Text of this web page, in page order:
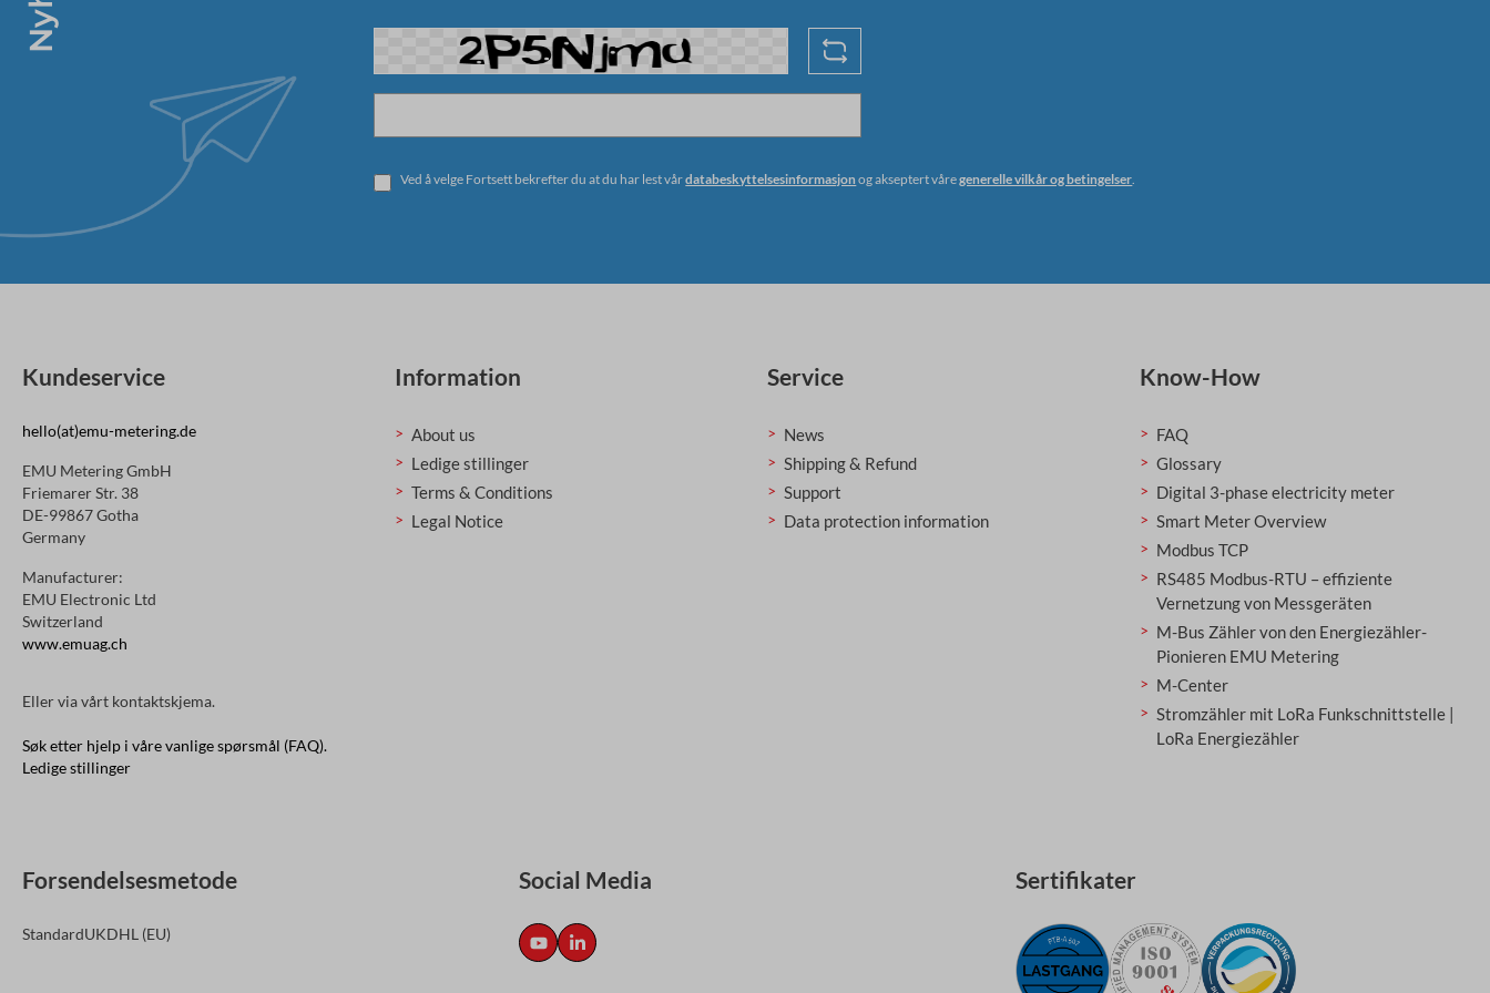
Ved å velge Fortsett bekrefter du at du har lest vårdatabeskyttelsesinformasjon og akseptert våregenerelle vilkår og betingelser.
Kundeservice
hello(at)emu-metering.de
EMU Metering GmbH
Friemarer Str. 38
DE-99867 Gotha
Germany
Manufacturer:
EMU Electronic Ltd
Switzerland
www.emuag.ch
Eller via vårt kontaktskjema.
Søk etter hjelp i våre vanlige spørsmål (FAQ).
Ledige stillinger
Information
About us
Ledige stillinger
Terms & Conditions
Legal Notice
Service
News
Shipping & Refund
Support
Data protection information
Know-How
FAQ
Glossary
Digital 3-phase electricity meter
Smart Meter Overview
Modbus TCP
RS485 Modbus-RTU – effiziente
Vernetzung von Messgeräten
M-Bus Zähler von den Energiezähler-
Pionieren EMU Metering
M-Center
Stromzähler mit LoRa Funkschnittstelle |
LoRa Energiezähler
Forsendelsesmetode
StandardUKDHL (EU)
Social Media Sertifikater